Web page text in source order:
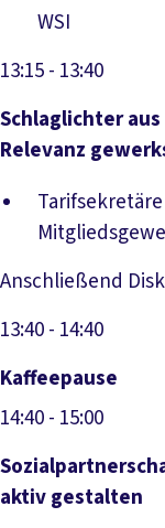
WSI
13:15- 13:40
Schlaglichter
Relevanz
Anschließend
13:40- 14:40
Kaffeepause
14:40- 15:00
aktiv gestalten